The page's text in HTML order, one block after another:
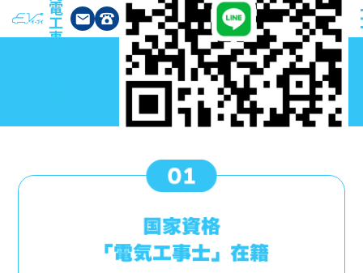
電
工
事
5つの強み